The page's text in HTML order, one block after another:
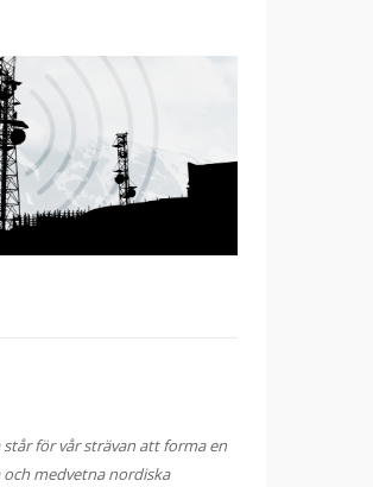
för vår strävan att forma en
medvetna nordiska